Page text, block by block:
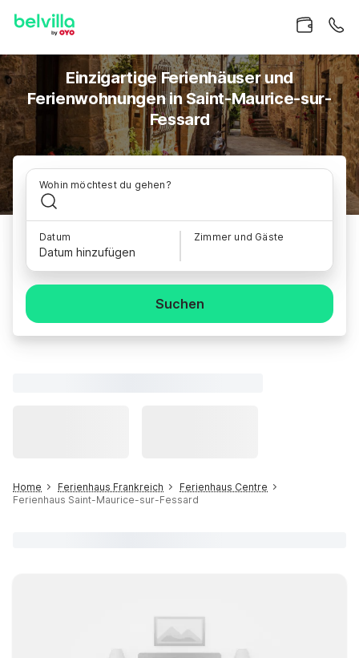
Einzigartige Ferienhäuser und
Ferienwohnungen in Saint-Maurice-sur-
Fessard
Wohin möchtest du gehen?
Datum
Datum hinzufügen
Zimmer und Gäste
Suchen
Home Ferienhaus Frankreich
Ferienhaus Centre
Ferienhaus Saint-Maurice-sur-Fessard